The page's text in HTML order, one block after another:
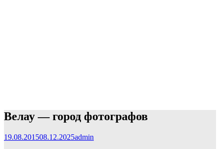
Велау — город фотографов
19.08.201508.12.2025admin